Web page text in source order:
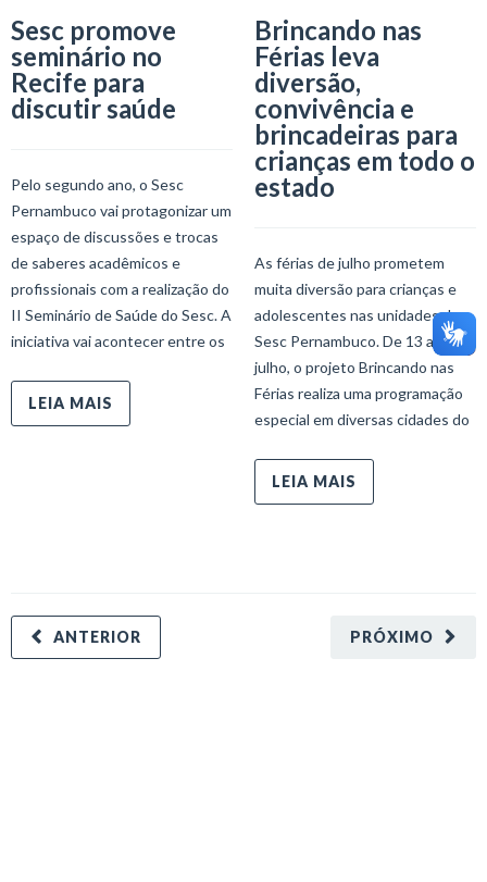
Sesc promove
seminário no
Recife para
discutir saúde
Pelo segundo ano, o Sesc
Pernambuco vai protagonizar um
espaço de discussões e trocas
de saberes acadêmicos e
profissionais com a realização do
II Seminário de Saúde do Sesc. A
iniciativa vai acontecer entre os
LEIA MAIS
Brincando nas
Férias leva
diversão,
convivência e
brincadeiras para
crianças em todo o
estado
As férias de julho prometem
muita diversão para crianças e
adolescentes nas unidades do
Sesc Pernambuco. De 13 a 24 de
julho, o projeto Brincando nas
Férias realiza uma programação
especial em diversas cidades do
LEIA MAIS
PRÓXIMO
ANTERIOR